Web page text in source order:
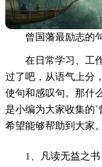
曾国藩最励志的
在日常学习、工
过了吧，从语气上分
使句和感叹句。那什
是小编为大家收集的`
希望能够帮助到大家。
1、凡读无益之书